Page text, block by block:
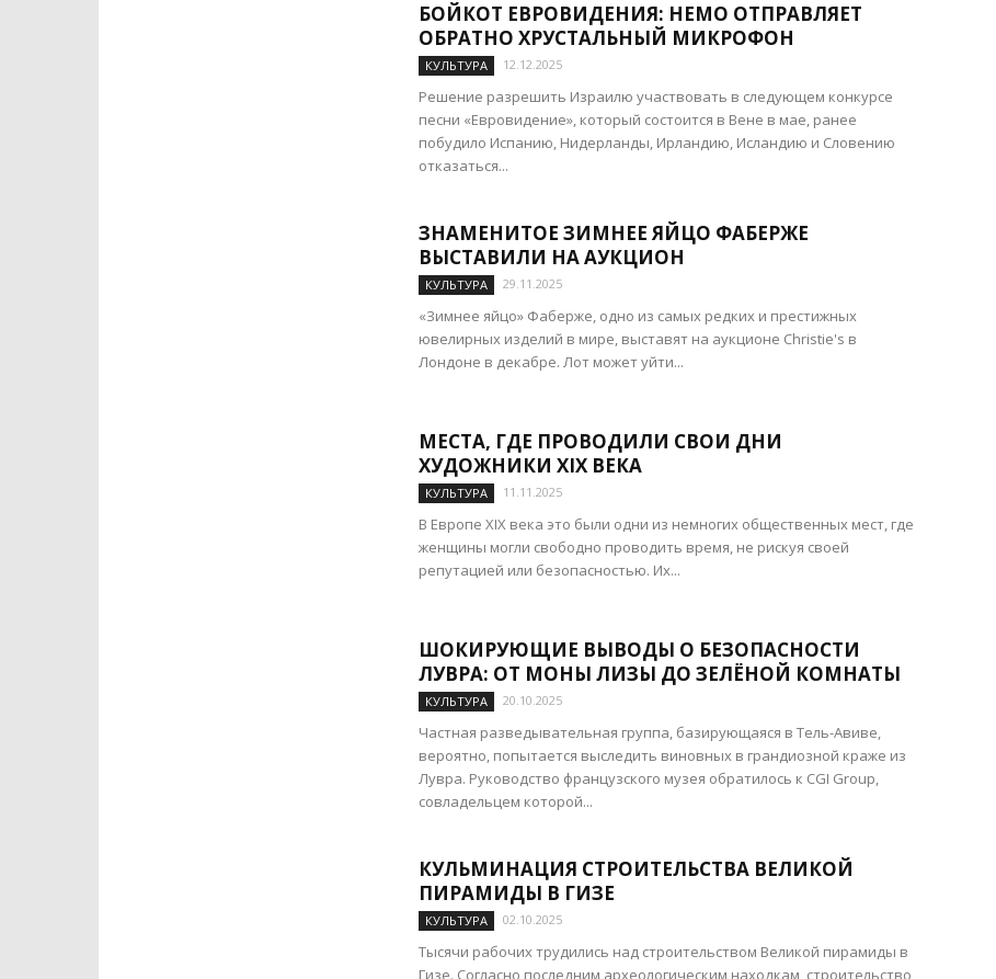
БОЙКОТ ЕВРОВИДЕНИЯ: НЕМО ОТПРАВЛЯЕТ
ОБРАТНО ХРУСТАЛЬНЫЙ МИКРОФОН
КУЛЬТУРА 12.12.2025
Решение разрешить Израилю участвовать в следующем конкурсе
песни «Евровидение», который состоится в Вене в мае, ранее
побудило Испанию, Нидерланды, Ирландию, Исландию и Словению
отказаться...
ЗНАМЕНИТОЕ ЗИМНЕЕ ЯЙЦО ФАБЕРЖЕ
ВЫСТАВИЛИ НА АУКЦИОН
КУЛЬТУРА 29.11.2025
«Зимнее яйцо» Фаберже, одно из самых редких и престижных
ювелирных изделий в мире, выставят на аукционе Christie's в
Лондоне в декабре. Лот может уйти...
МЕСТА, ГДЕ ПРОВОДИЛИ СВОИ ДНИ
ХУДОЖНИКИ XIX ВЕКА
КУЛЬТУРА 11.11.2025
В Европе XIX века это были одни из немногих общественных мест, где
женщины могли свободно проводить время, не рискуя своей
репутацией или безопасностью. Их...
ШОКИРУЮЩИЕ ВЫВОДЫ О БЕЗОПАСНОСТИ
ЛУВРА: ОТ МОНЫ ЛИЗЫ ДО ЗЕЛЁНОЙ КОМНАТЫ
КУЛЬТУРА 20.10.2025
Частная разведывательная группа, базирующаяся в Тель-Авиве,
вероятно, попытается выследить виновных в грандиозной краже из
Лувра. Руководство французского музея обратилось к CGI Group,
совладельцем которой...
КУЛЬМИНАЦИЯ СТРОИТЕЛЬСТВА ВЕЛИКОЙ
ПИРАМИДЫ В ГИЗЕ
КУЛЬТУРА 02.10.2025
Тысячи рабочих трудились над строительством Великой пирамиды в
Гизе. Согласно последним археологическим находкам, строительство